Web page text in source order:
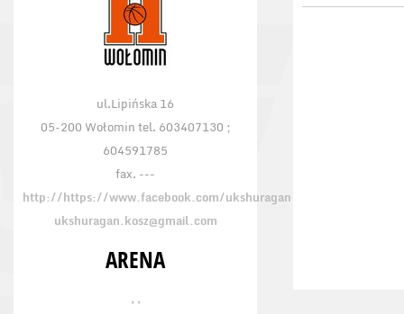
ul.Lipińska 16
05-200 Wołomin tel. 603407130 ;
604591785
fax. ---
http://https://www.facebook.com/ukshuragan
ukshuragan.kosz@gmail.com
ARENA
, ,